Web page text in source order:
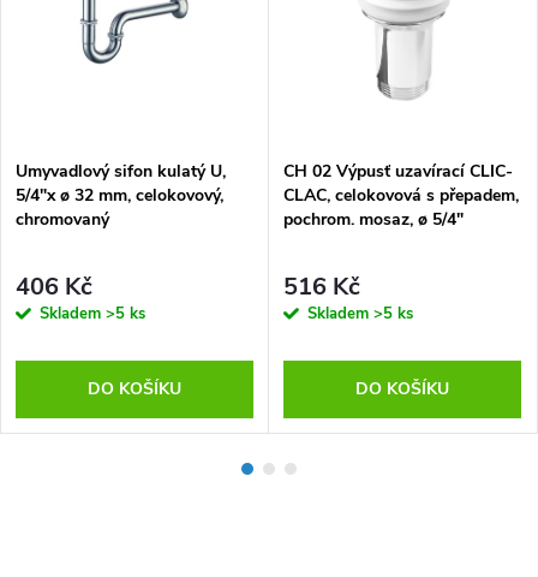
Umyvadlový sifon kulatý U,
5/4"x ø 32 mm, celokovový,
chromovaný
406 Kč
Skladem >5 ks
DO KOŠÍKU
CH 02 Výpusť uzavírací CLIC-
CLAC, celokovová s přepadem,
pochrom. mosaz, ø 5/4"
516 Kč
Skladem >5 ks
DO KOŠÍKU